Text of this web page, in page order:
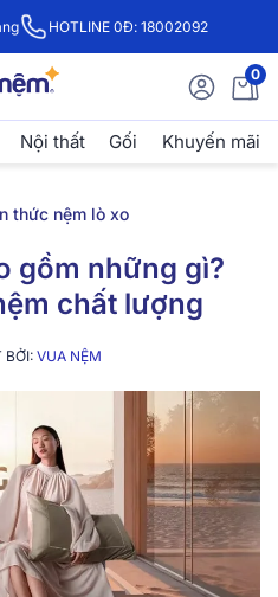
HOTLINE 0Đ: 18002092
0
Nội thất Gối Khuyến mãi
thức nệm lò xo
gồm những gì?
chất lượng
BỞI:VUA NỆM